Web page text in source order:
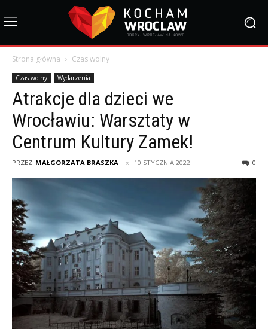
Strona główna Czas wolny
Czas wolny Wydarzenia
Atrakcje dla dzieci we
Wrocławiu: Warsztaty w
Centrum Kultury Zamek!
PRZEZ MAŁGORZATA BRASZKA 10 STYCZNIA 2022 0